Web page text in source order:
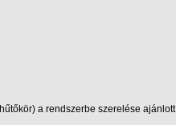
a rendszerbe szerelése ajánlott